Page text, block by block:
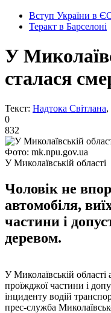
Вступ України в
Теракт в Барселоні
У
сталася
Текст: Надтока Світлана,
0
832
Фото: mk.npu.gov.ua
У Миколаївській області
Чоловік не
автомобіля,
частини і
деревом.
У Миколаївській області
проїжджої частини і
інциденту водій
прес-служба